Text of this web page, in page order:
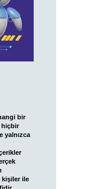
bir
hiçbir
yalnızca
kişiler ile